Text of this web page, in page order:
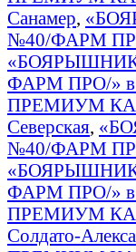
Санамер,
№40/ФАРМ
ФАРМ ПРО/» в
ПРЕМИУМ
Северская,
№40/ФАРМ
ФАРМ ПРО/» в
ПРЕМИУМ
Солдато-